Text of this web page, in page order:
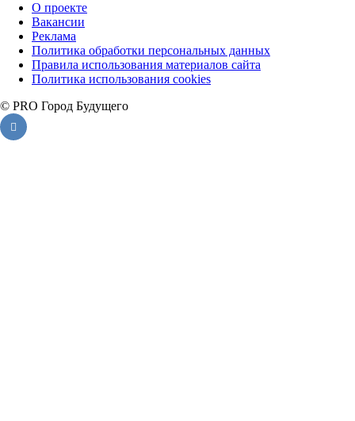
О проекте
Вакансии
Реклама
Политика обработки персональных данных
Правила использования материалов сайта
Политика использования cookies
© PRO Город Будущего